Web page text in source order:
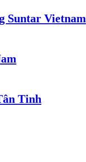
Suntar Vietnam
Tinh